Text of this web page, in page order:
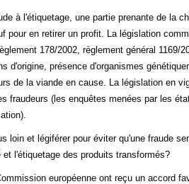
à l'étiquetage, une partie prenante de la
pour en retirer un profit. La législation
178/2002, règlement général 1169/
d'origine, présence d'organismes
de la viande en cause. La législation en
fraudeurs (les enquêtes menées par les
loin et légiférer pour éviter qu'une fraude
l'étiquetage des produits transformés?
européenne ont reçu un accord